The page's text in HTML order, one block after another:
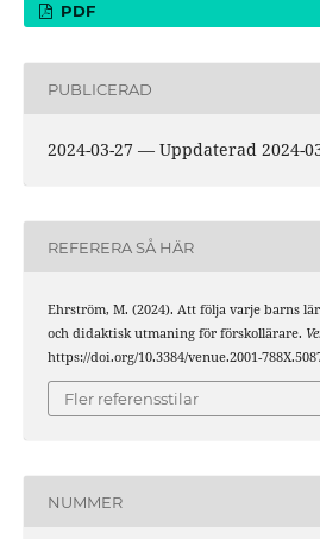
PDF
PUBLICERAD
2024-03-27 — Uppdaterad 2024-
REFERERA SÅ HÄR
Ehrström, M. (2024). Att följa varje barns
och didaktisk utmaning för förskollärare.
https://doi.org/10.3384/venue.2001-
Fler referensstilar
NUMMER